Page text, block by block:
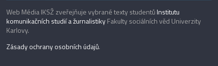
Web Média IKSŽ zveřejňuje vybrané texty studentůInstitutu
komunikačních studií a žurnalistikyFakulty sociálních věd Univerzity
Karlovy.
Zásady ochrany osobních údajů.